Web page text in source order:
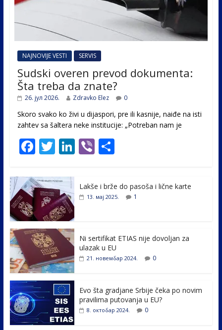
NAJNOVIJE VESTI SERVIS
Sudski overen prevod dokumenta:
Šta treba da znate?
26. јул 2026. Zdravko Elez 0
Skoro svako ko živi u dijaspori, pre ili kasnije, naiđe na isti
zahtev sa šaltera neke institucije: „Potreban nam je
F
e
b
o
o
k
T
itt
er
Li
e
Vi
er
S
ar
e
Lakše i brže do pasoša i lične karte
13. мај 2025. 1
Ni sertifikat ETIAS nije dovoljan za
ulazak u EU
21. новембар 2024. 0
Evo šta gradjane Srbije čeka po novim
pravilima putovanja u EU?
8. октобар 2024. 0